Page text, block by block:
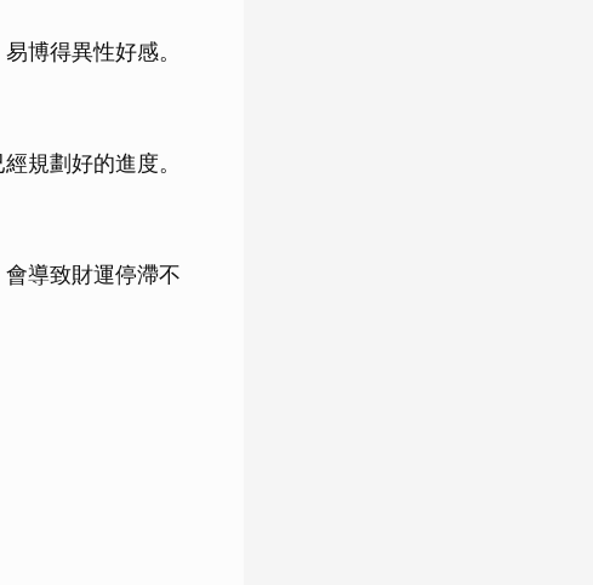
博得異性好感。
規劃好的進度。
導致財運停滯不